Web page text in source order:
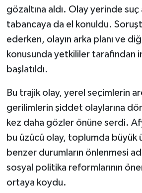
gözaltına aldı. Olay yerinde
tabancaya da el konuldu.
ederken, olayın arka planı ve
konusunda yetkililer tarafından
başlatıldı.
Bu trajik olay, yerel seçimlerin
gerilimlerin şiddet olaylarına
kez daha gözler önüne serdi.
bu üzücü olay, toplumda büyük
benzer durumların önlenmesi
sosyal politika reformlarının
ortaya koydu.